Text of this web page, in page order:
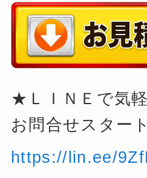
★ＬＩＮＥで気
お問合せスター
https://lin.ee/